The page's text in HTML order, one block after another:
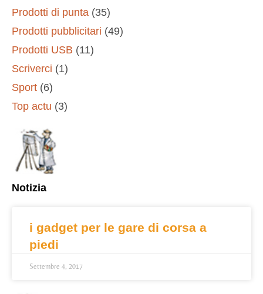
Prodotti di punta (35)
Prodotti pubblicitari (49)
Prodotti USB (11)
Scriverci (1)
Sport (6)
Top actu (3)
Notizia
i gadget per le gare di corsa a
piedi
Settembre 4, 2017